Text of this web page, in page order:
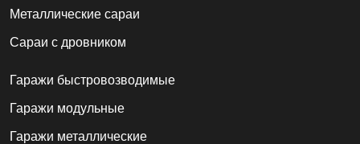
Металлические сараи
Сараи с дровником
Гаражи быстровозводимые
Гаражи модульные
Гаражи металлические